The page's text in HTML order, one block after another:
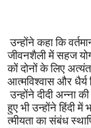
उन्होंनेकहाकि
जीवनशैलीमेंसहज
कोंदोनोंकेलिएअत्यंत
आत्मविश्वासऔर धैर्य
उन्होंनेदीदीअन्नाकी
हुएभीउन्होंनेहिंदीमें
त्मीयताकासंबंध